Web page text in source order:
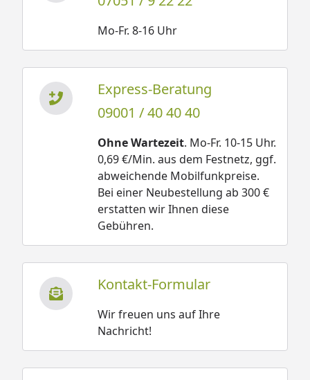
Mo-Fr. 8-16 Uhr
Express-Beratung
09001 / 40 40 40
Ohne Wartezeit. Mo-Fr. 10-15 Uhr.
0,69 €/Min. aus dem Festnetz, ggf.
abweichende Mobilfunkpreise.
Bei einer Neubestellung ab 300 €
erstatten wir Ihnen diese
Gebühren.
Kontakt-Formular
Wir freuen uns auf Ihre
Nachricht!